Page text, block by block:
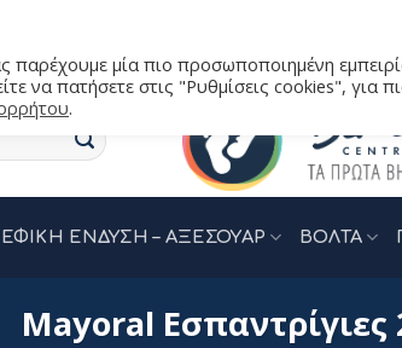
ΕΝΔΥΣΗ – ΑΞΕΣΟΥΑΡ ΒΟΛΤΑ
Mayoral Εσπαντρίγιες
παρέχουμε μία πιο προσωποποιημένη
να πατήσετε στις "Ρυθμίσεις cookies", για
.